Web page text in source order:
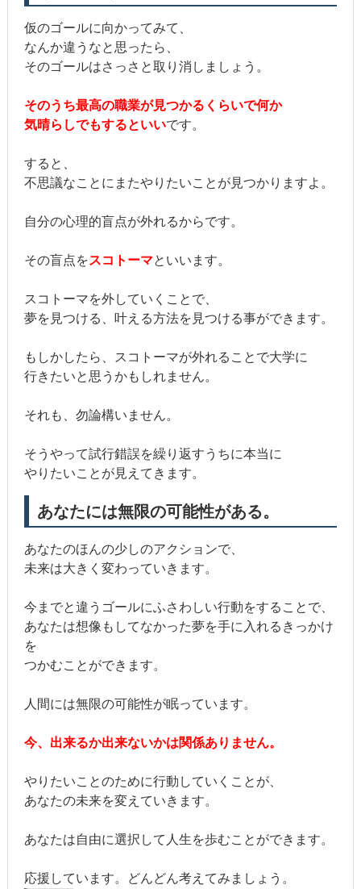
仮のゴールに向かってみて、
なんか違うなと思ったら、
そのゴールはさっさと取り消しましょう。
そのうち最高の職業が見つかるくらいで何か
気晴らしでもするといいです。
すると、
不思議なことにまたやりたいことが見つかりますよ。
自分の心理的盲点が外れるからです。
その盲点をスコトーマといいます。
スコトーマを外していくことで、
夢を見つける、叶える方法を見つける事ができます。
もしかしたら、スコトーマが外れることで大学に
行きたいと思うかもしれません。
それも、勿論構いません。
そうやって試行錯誤を繰り返すうちに本当に
やりたいことが見えてきます。
あなたには無限の可能性がある。
あなたのほんの少しのアクションで、
未来は大きく変わっていきます。
今までと違うゴールにふさわしい行動をすることで、
あなたは想像もしてなかった夢を手に入れるきっかけ
を
つかむことができます。
人間には無限の可能性が眠っています。
今、出来るか出来ないかは関係ありません。
やりたいことのために行動していくことが、
あなたの未来を変えていきます。
あなたは自由に選択して人生を歩むことができます。
応援しています。どんどん考えてみましょう。